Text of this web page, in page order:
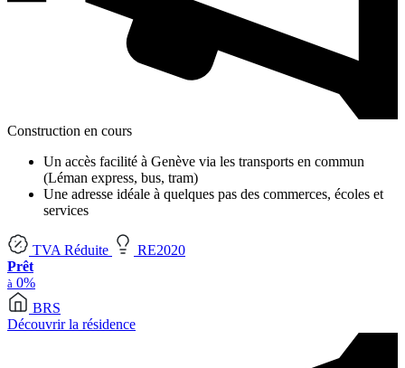
Construction en cours
Un accès facilité à Genève via les transports en commun
(Léman express, bus, tram)
Une adresse idéale à quelques pas des commerces, écoles et
services
TVA Réduite
RE2020
Prêt
à 0%
BRS
Découvrir la résidence